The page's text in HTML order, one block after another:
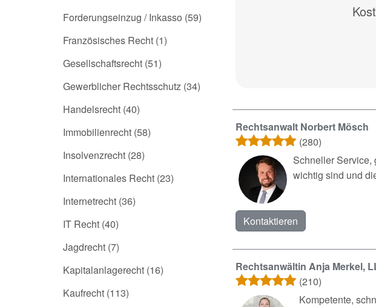
Forderungseinzug / Inkasso (59)
Französisches Recht (1)
Gesellschaftsrecht (51)
Gewerblicher Rechtsschutz (34)
Handelsrecht (40)
Immobilienrecht (58)
Insolvenzrecht (28)
Internationales Recht (23)
Internetrecht (36)
IT Recht (40)
Jagdrecht (7)
Kapitalanlagerecht (16)
Kaufrecht (113)
Rechtsanwalt Norbert Mösch
(280)
Schneller Service,
wichtig sind und
Kontaktieren
Rechtsanwältin Anja Merkel,
(210)
Kompetente,